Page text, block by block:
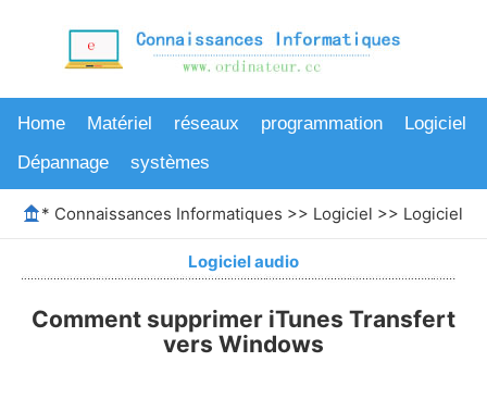
Home Matériel réseaux programmation
Logiciel
Dépannage
systèmes
* Connaissances Informatiques >> Logiciel >> Logiciel
Logiciel audio
Comment supprimer iTunes Transfert
vers Windows